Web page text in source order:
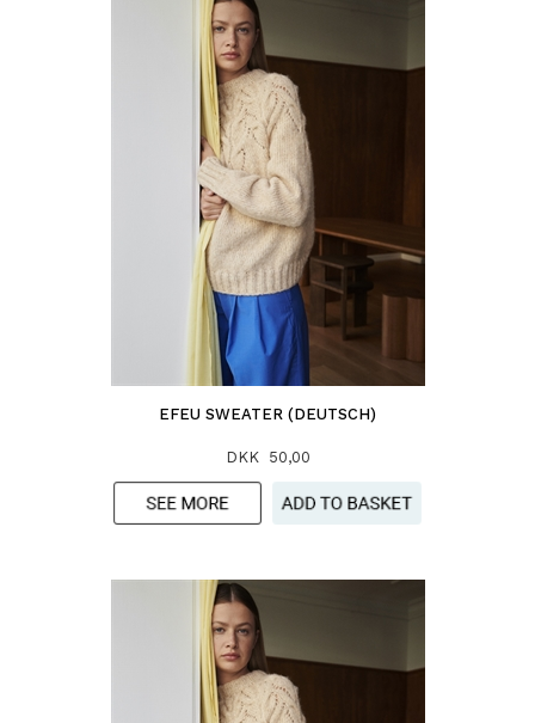
EFEU SWEATER (DEUTSCH)
DKK 50,00